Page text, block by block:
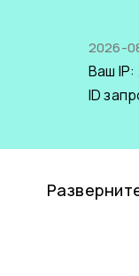
2026-
Ваш IP:
ID